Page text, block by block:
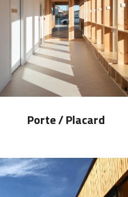
Porte / Placard